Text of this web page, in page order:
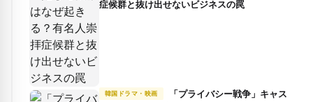
症候群と抜け出せないビジネスの罠
韓国ドラマ・映画